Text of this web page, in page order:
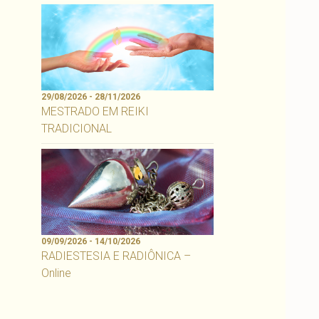
29/08/2026 - 28/11/2026
MESTRADO EM REIKI
TRADICIONAL
09/09/2026 - 14/10/2026
RADIESTESIA E RADIÔNICA –
Online